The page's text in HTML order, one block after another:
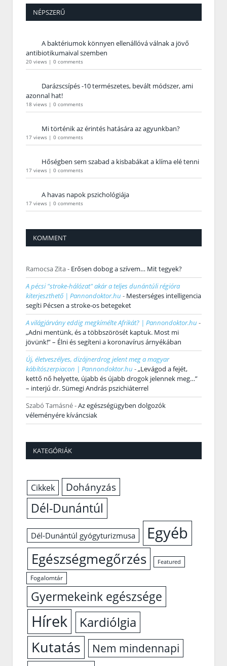
NÉPSZERŰ
A baktériumok könnyen ellenállóvá válnak a jövő
antibiotikumaival szemben
20 views | 0 comments
Darázscsípés -10 természetes, bevált módszer, ami
azonnal hat!
18 views | 0 comments
Mi történik az érintés hatására az agyunkban?
17 views | 0 comments
Hőségben sem szabad a kisbabákat a klíma elé tenni
17 views | 0 comments
A havas napok pszichológiája
17 views | 0 comments
KOMMENT
Ramocsa Zita- Erősen dobog a szívem… Mit tegyek?
A pécsi "stroke-hálózat" akár a teljes dunántúli régióra
kiterjeszthető | Pannondoktor.hu - Mesterséges intelligencia
segíti Pécsen a stroke-os betegeket
A világjárvány eddig megkímélte Afrikát? | Pannondoktor.hu -
„Adni mentünk, és a többszörösét kaptuk. Most mi
jövünk!” – Élni és segíteni a koronavírus árnyékában
Új, életveszélyes, dizájnerdrog jelent meg a magyar
kábítószerpiacon | Pannondoktor.hu -„Levágod a fejét,
kettő nő helyette, újabb és újabb drogok jelennek meg…”
– interjú dr. Sümegi András pszichiáterrel
Szabó Tamásné-Az egészségügyben dolgozók
véleményére kíváncsiak
KATEGÓRIÁK
Cikkek Dohányzás
Dél-Dunántúl
Dél-Dunántúl gyógyturizmusa Egyéb
Egészségmegőrzés Featured
Fogalomtár
Gyermekeink egészsége
Hírek Kardiólgia
Kutatás Nem mindennapi